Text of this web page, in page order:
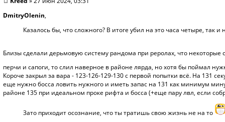
DmitryOlenin,
Казалось бы, что сложного? В итоге убил на это часа четыре, так и
Близы сделали дерьмовую систему рандома при реролах, что
перчи и сапоги, то слил наверное в районе лярда, но хотя бы поймал
Короче закрыл за вара - 123-126-129-130 с первой попытки всё. На 131
еще нужно босса ловить нужного и иметь запас на 131 как минимум
районе 135 при идеальном проке рифта и босса (+еще пару лвл, если
Зато приходит осознание, что ты тратишь свою жизнь не на то